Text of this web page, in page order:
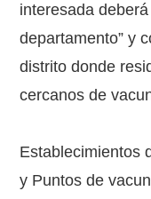
interesada
departamento” y
distrito donde
cercanos de
Establecimientos
y Puntos de